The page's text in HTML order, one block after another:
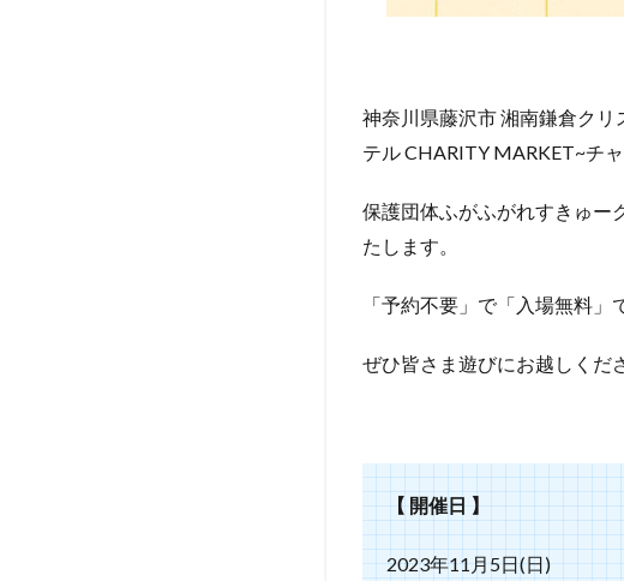
神奈川県藤沢市 湘南鎌倉ク
テル CHARITY MARKET~チ
保護団体ふがふがれすきゅー
たします。
「予約不要」で「入場無料」
ぜひ皆さま遊びにお越しくだ
【 開催日 】
2023年11月5日(日)